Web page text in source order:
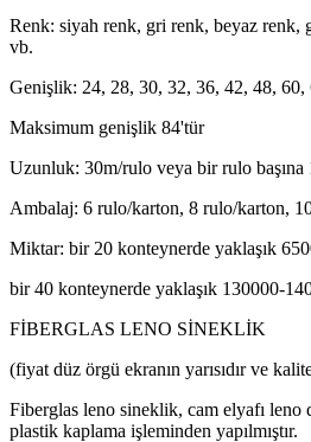
Renk: siyah renk, gri renk, beyaz renk,
vb.
Genişlik: 24, 28, 30, 32, 36, 42, 48, 60,
Maksimum genişlik 84'tür
Uzunluk: 30m/rulo veya bir rulo başına
Ambalaj: 6 rulo/karton, 8 rulo/karton,
Miktar: bir 20 konteynerde yaklaşık
bir 40 konteynerde yaklaşık 130000-
FİBERGLAS LENO SİNEKLİK
(fiyat düz örgü ekranın yarısıdır ve
Fiberglas leno sineklik, cam elyafı
plastik kaplama işleminden yapılmıştır.